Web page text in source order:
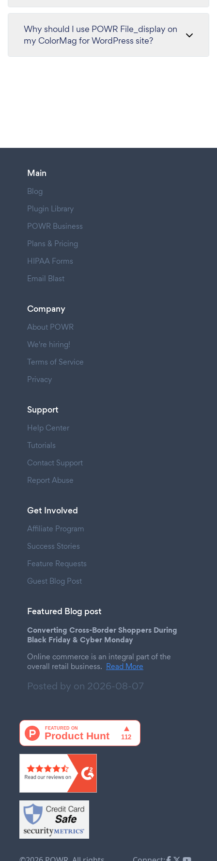
Why should I use POWR File_display on
my ColorMag for WordPress site?
Main
Blog
Plugin Library
POWR Business
Plans & Pricing
HIPAA Forms
Email Blast
Company
About POWR
We're hiring!
Terms of Service
Privacy
Support
Help Center
Tutorials
Contact Support
Report Abuse
Get Involved
Affiliate Program
Success Stories
Feature Requests
Guest Blog Post
Featured Blog post
Converting Cross-Border Shoppers During
Black Friday & Cyber Monday
Online commerce is an integral part of the
overall retail business. Read More
Posted by on 2026-08-07